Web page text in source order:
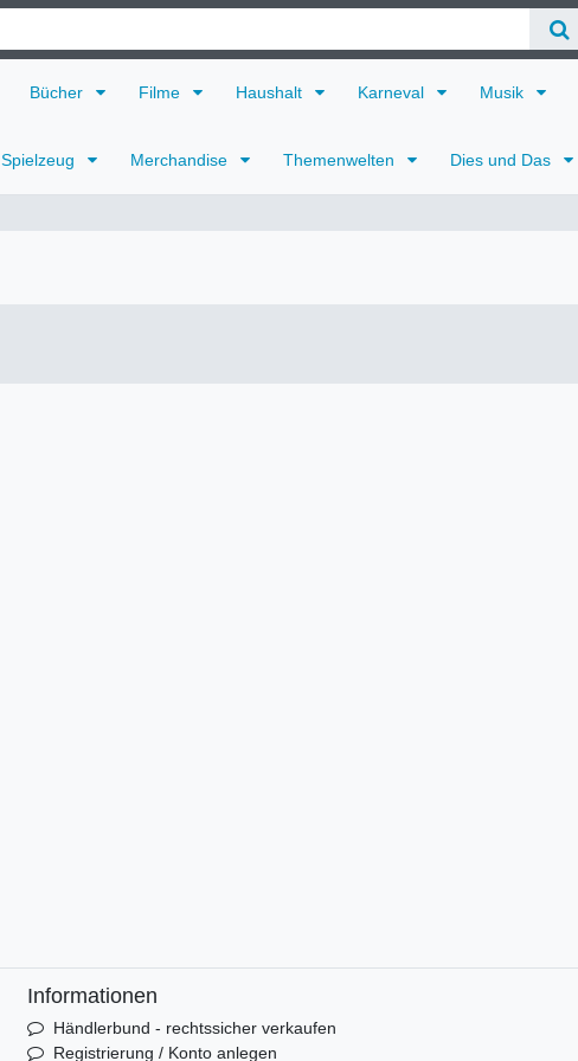
Bücher Filme Haushalt Karneval Musik
Spielzeug Merchandise Themenwelten Dies und Das
Informationen
Händlerbund - rechtssicher verkaufen
Registrierung / Konto anlegen